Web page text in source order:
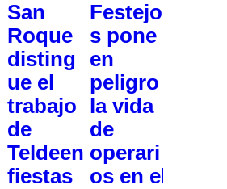
San
Roque
disting
ue el
trabajo
de
Teldeen
fiestas
Festejo
s pone
en
peligro
la vida
de
operari
os en el